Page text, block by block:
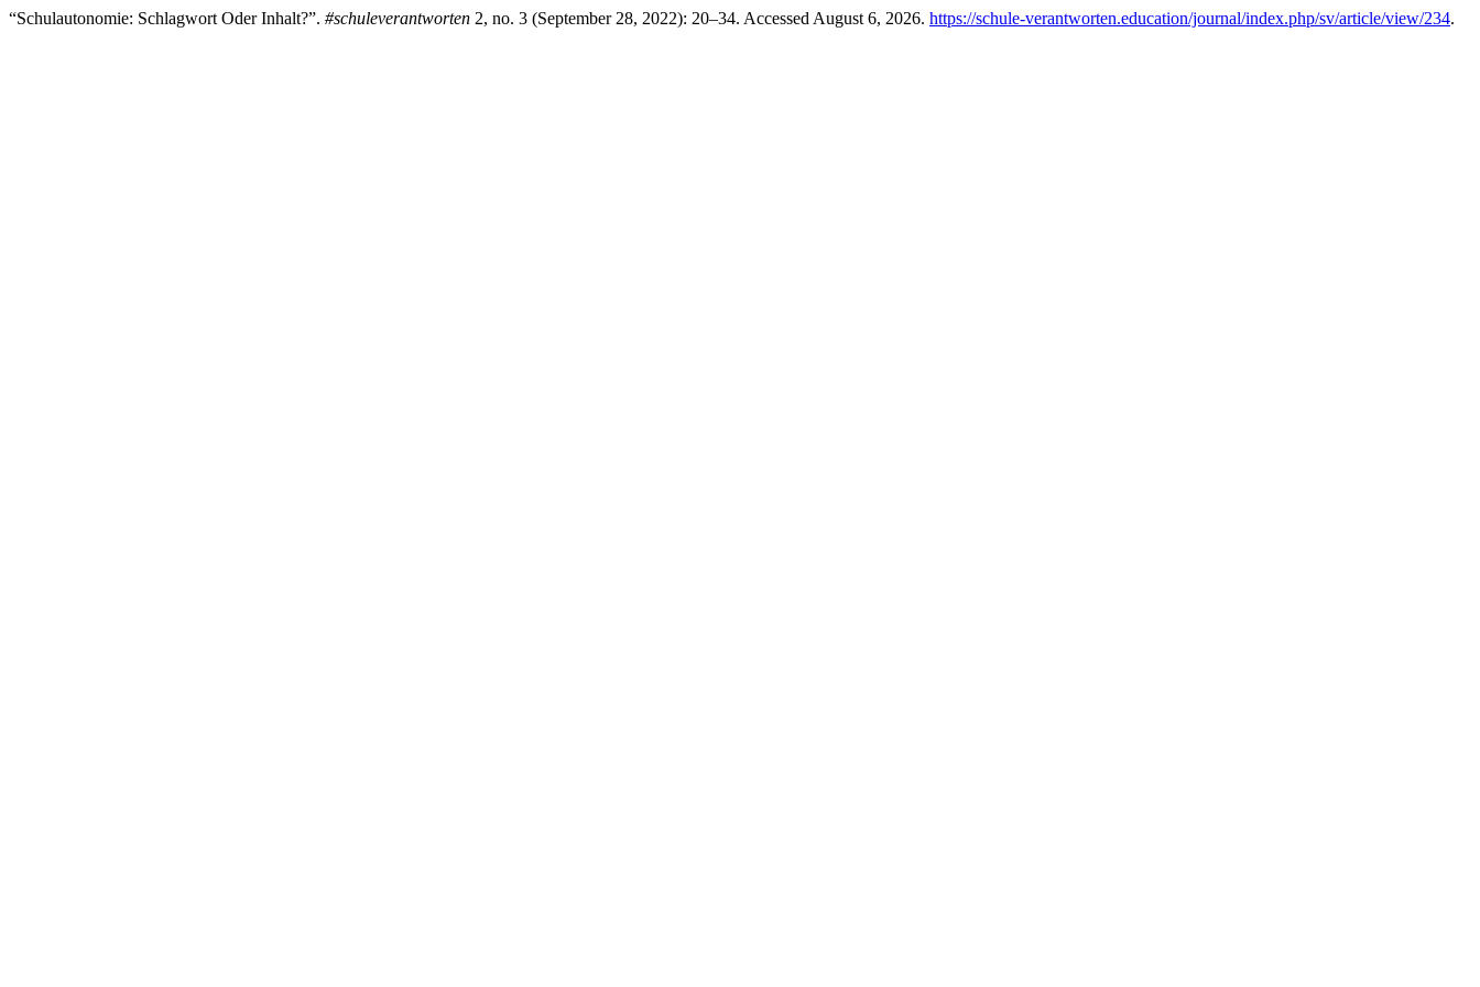
“Schulautonomie: Schlagwort Oder Inhalt?”. #schuleverantworten 2, no. 3 (September 28, 2022): 20–34. Accessed August 6, 2026. https://schule-verantworten.education/journal/index.php/sv/article/view/234.